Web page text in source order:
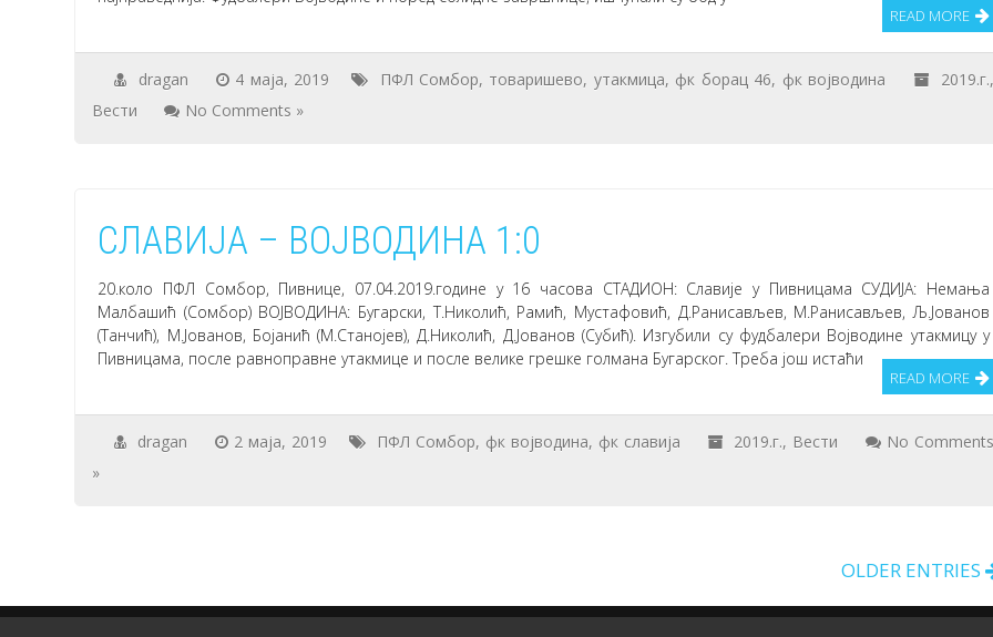
READ MORE
dragan 4 маја, 2019 ПФЛ Сомбор, товаришево, утакмица, фк борац 46, фк војводина 2019.г.
Вести
No Comments »
СЛАВИЈА – ВОЈВОДИНА 1:0
20.коло ПФЛ Сомбор, Пивнице, 07.04.2019.године у 16 часова СТАДИОН: Славије у Пивницама СУДИЈА: Немања
Малбашић (Сомбор) ВОЈВОДИНА: Бугарски, Т.Николић, Рамић, Мустафовић, Д.Ранисављев, М.Ранисављев, Љ.Јованов
(Танчић), М.Јованов, Бојанић (М.Станојев), Д.Николић, Д.Јованов (Субић). Изгубили су фудбалери Војводине утакмицу у
Пивницама, после равноправне утакмице и после велике грешке голмана Бугарског. Треба још истаћи
READ MORE
dragan 2 маја, 2019 ПФЛ Сомбор, фк војводина, фк славија 2019.г., Вести
No
»
OLDER ENTRIES